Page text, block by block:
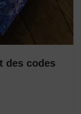
des codes